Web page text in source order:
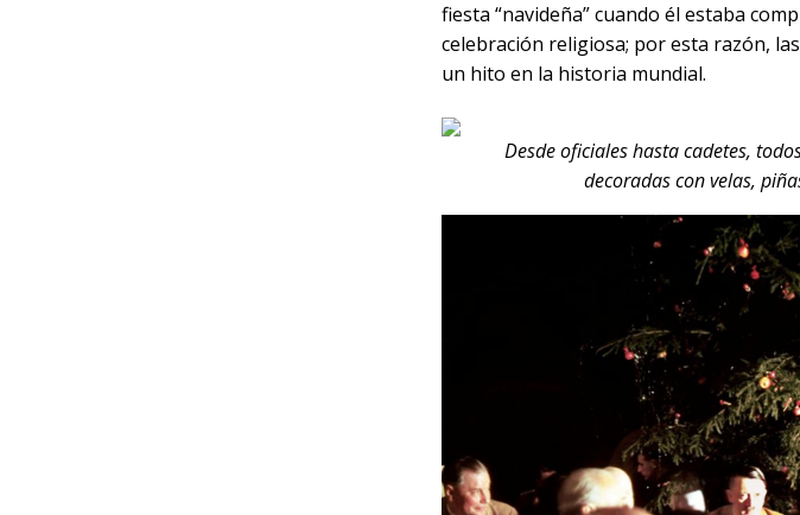
fiesta “navideña” cuando él estaba
celebración religiosa; por esta razón,
un hito en la historia mundial.
Desde oficiales hasta cadetes,
decoradas con velas,